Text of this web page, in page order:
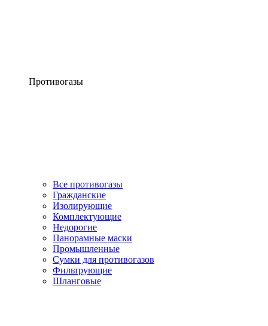
Противогазы
Все противогазы
Гражданские
Изолирующие
Комплектующие
Недорогие
Панорамные маски
Промышленные
Сумки для противогазов
Фильтрующие
Шланговые